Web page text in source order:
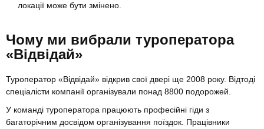
локації може бути змінено.
Чому ми вибрали туроператора
«Відвідай»
Туроператор «Відвідай» відкрив свої двері ще 2008 року. Відтоді
спеціалісти компанії організували понад 8800 подорожей.
У команді туроператора працюють професійні гіди з
багаторічним досвідом організування поїздок. Працівники